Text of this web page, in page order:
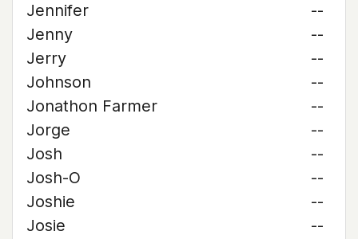
Jennifer
--
Jenny
--
Jerry
--
Johnson
--
Jonathon Farmer
--
Jorge
--
Josh
--
Josh-O
--
Joshie
--
Josie
--